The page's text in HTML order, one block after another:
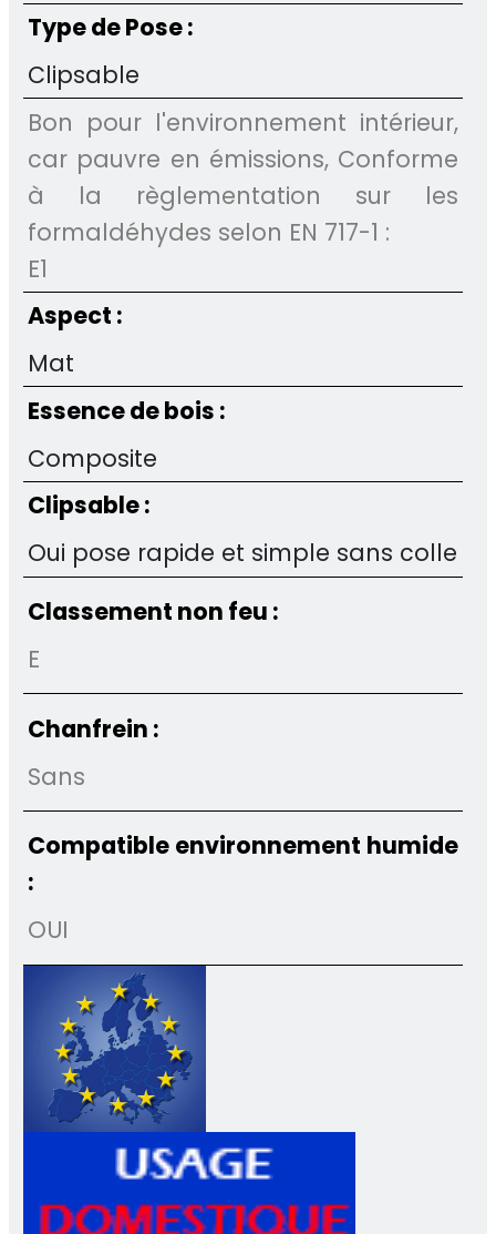
Type de Pose :
Clipsable
Bon pour l'environnement intérieur,
car pauvre en émissions, Conforme
à la règlementation sur les
formaldéhydes selon EN 717-1 :
E1
Aspect :
Mat
Essence de bois :
Composite
Clipsable :
Oui pose rapide et simple sans colle
Classement non feu :
E
Chanfrein :
Sans
Compatible environnement humide
:
OUI